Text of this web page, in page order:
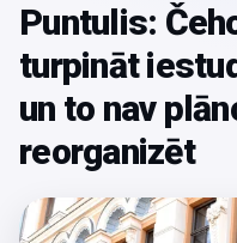
Puntulis:
turpināt
un to nav
reorganizēt